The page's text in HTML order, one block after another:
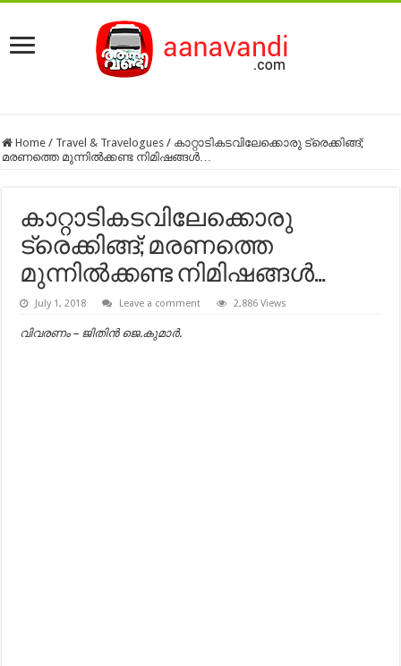
Home / Travel & Travelogues / കാറ്റാടികടവിലേക്കൊരു ട്രെക്കിങ്ങ്;
മരണത്തെ മുന്നിൽക്കണ്ട നിമിഷങ്ങൾ…
കാറ്റാടികടവിലേക്കൊരു
ട്രെക്കിങ്ങ്; മരണത്തെ
മുന്നിൽക്കണ്ട നിമിഷങ്ങൾ…
July 1, 2018 Leave a comment 2,886 Views
വിവരണം – ജിതിൻ ജെ.കുമാർ.